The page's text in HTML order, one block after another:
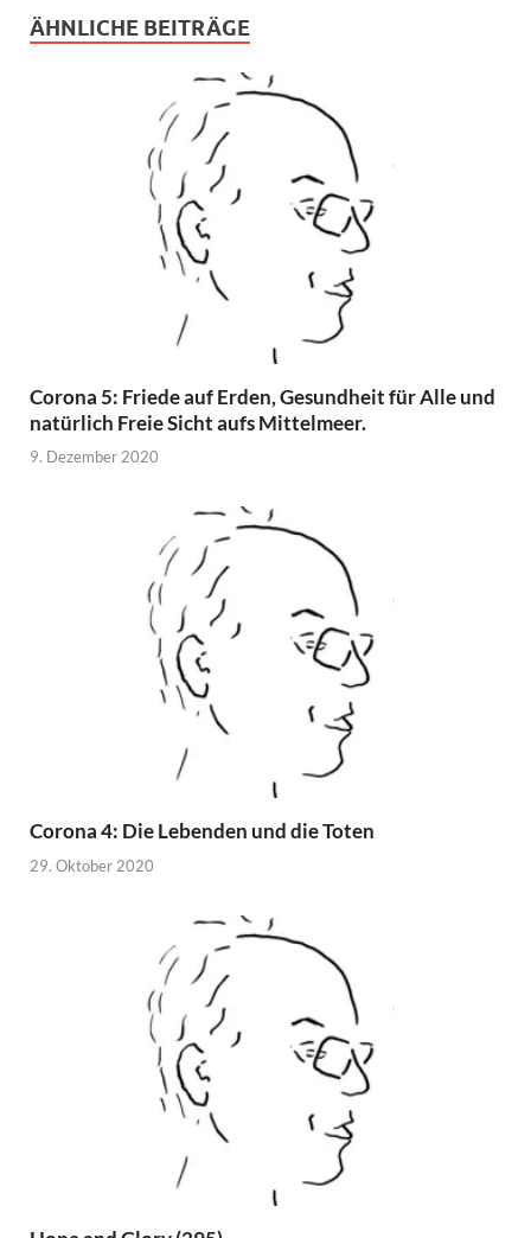
ÄHNLICHE BEITRÄGE
Corona 5: Friede auf Erden, Gesundheit für Alle und
natürlich Freie Sicht aufs Mittelmeer.
9. Dezember 2020
Corona 4: Die Lebenden und die Toten
29. Oktober 2020